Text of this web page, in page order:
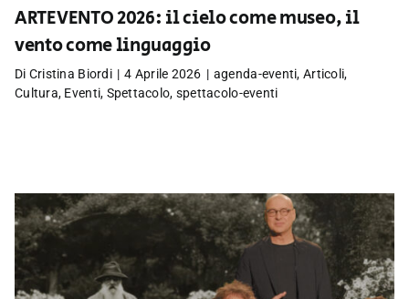
ARTEVENTO 2026: il cielo come museo, il
vento come linguaggio
Di Cristina Biordi | 4 Aprile 2026 | agenda-eventi,Articoli,
Cultura, Eventi, Spettacolo, spettacolo-eventi